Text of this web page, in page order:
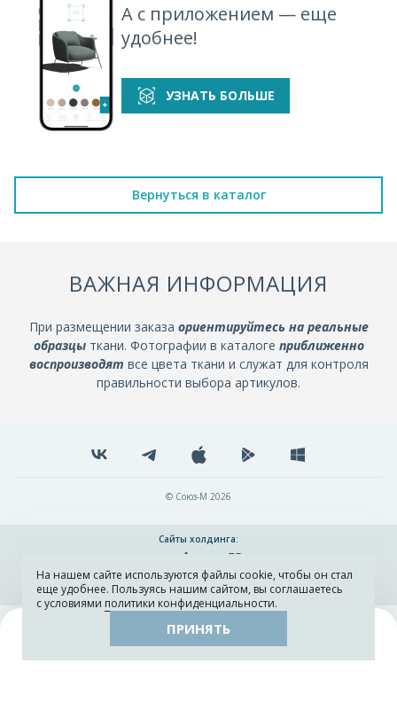
Каталог Остатки тканей
А с приложением — еще
удобнее!
УЗНАТЬ БОЛЬШЕ
Вернуться в каталог
ВАЖНАЯ ИНФОРМАЦИЯ
При размещении заказа ориентируйтесь на реальные
образцыткани. Фотографии в каталоге приближенно
воспроизводят все цвета ткани и служат для контроля
правильности выбора артикулов.
© Союз-М 2026
Сайты холдинга:
Разработка и поддержка сайта ADN
На нашем сайте используются файлы cookie, чтобы он стал
еще удобнее. Пользуясь нашим сайтом, вы соглашаетесь
с условиями политики конфиденциальности.
ПРИНЯТЬ